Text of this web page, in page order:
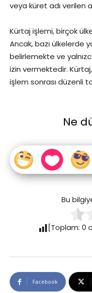
veya küret adı verilen
Kürtaj işlemi, birçok
Ancak, bazı ülkelerde
belirlemekte ve
izin vermektedir.
işlem sonrası düzenli
Ne
Bu
[Toplam:0
Facebook